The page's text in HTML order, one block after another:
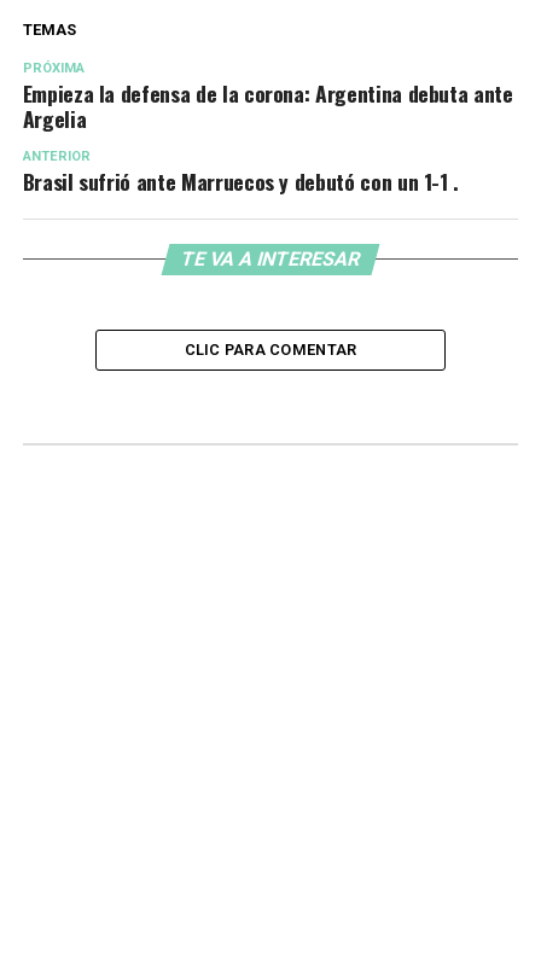
TEMAS
PRÓXIMA
Empieza la defensa de la corona: Argentina debuta ante
Argelia
ANTERIOR
Brasil sufrió ante Marruecos y debutó con un 1-1 .
TE VA A INTERESAR
CLIC PARA COMENTAR